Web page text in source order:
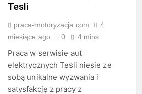
Tesli
praca-motoryzacja.com
4
miesiące ago
0 4 mins
Praca w serwisie aut
elektrycznych Tesli niesie ze
sobą unikalne wyzwania i
satysfakcję z pracy z